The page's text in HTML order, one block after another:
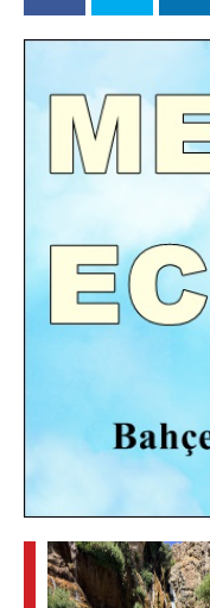
GÖKSUN